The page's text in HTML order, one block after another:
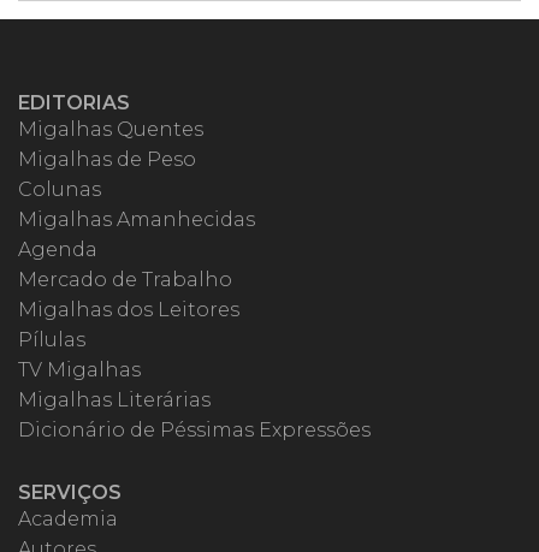
EDITORIAS
Migalhas Quentes
Migalhas de Peso
Colunas
Migalhas Amanhecidas
Agenda
Mercado de Trabalho
Migalhas dos Leitores
Pílulas
TV Migalhas
Migalhas Literárias
Dicionário de Péssimas Expressões
SERVIÇOS
Academia